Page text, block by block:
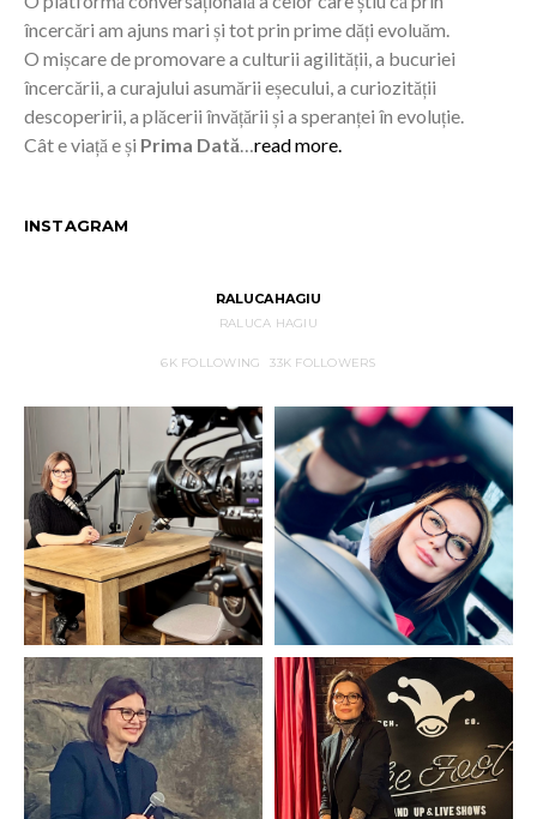
încercări am ajuns mari și tot prin prime dăți evoluăm.
O mișcare de promovare a culturii agilității, a bucuriei
încercării, a curajului asumării eșecului, a curiozității
descoperirii, a plăcerii învățării și a speranței în evoluție.
Cât e viață e și Prima Dată…read more.
INSTAGRAM
RALUCAHAGIU
RALUCA HAGIU
6KFOLLOWING 33K FOLLOWERS